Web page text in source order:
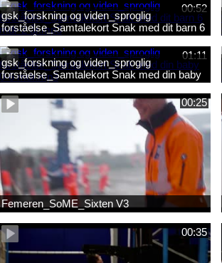
00:52
gsk_forskning og viden_sproglig
forståelse_Samtalekort Snak med dit barn 6
mdr-2 år.mp3
01:11
gsk_forskning og viden_sproglig
forståelse_Samtalekort Snak med din baby
0-6 mdr.mp3
00:25
Femeren_SoME_Sixten V3
00:35